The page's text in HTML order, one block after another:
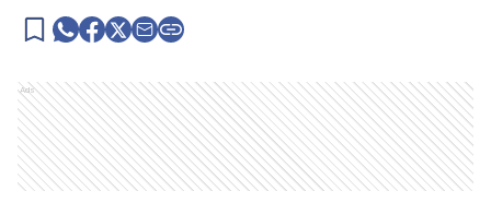
Ads